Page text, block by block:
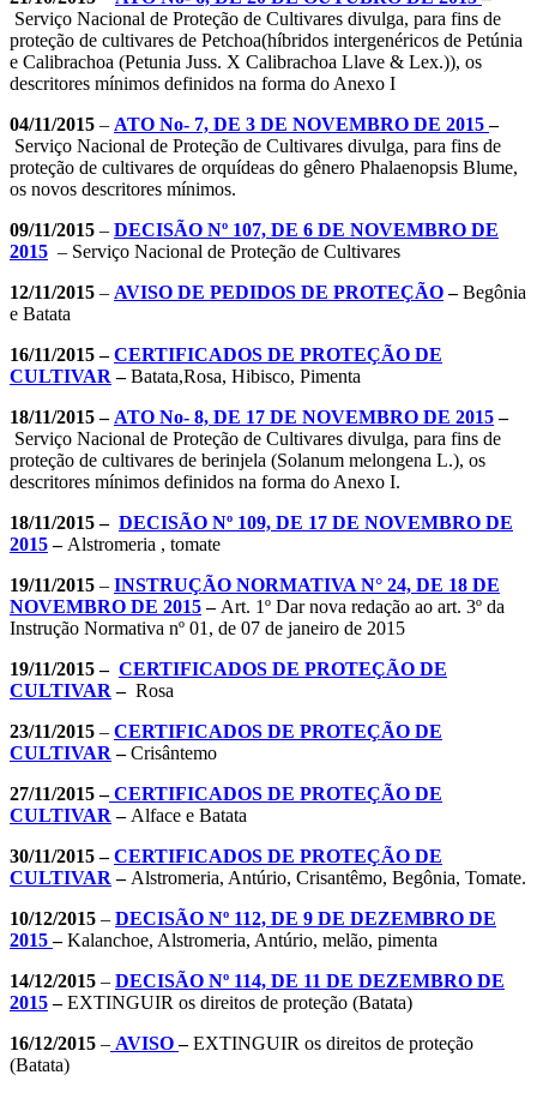
Serviço Nacional de Proteção de Cultivares divulga, para fins de
proteção de cultivares de Petchoa(híbridos intergenéricos de Petúnia
e Calibrachoa (Petunia Juss. X Calibrachoa Llave & Lex.)), os
descritores mínimos definidos na forma do Anexo I
04/11/2015 – ATO No- 7, DE 3 DE NOVEMBRO DE 2015–
Serviço Nacional de Proteção de Cultivares divulga, para fins de
proteção de cultivares de orquídeas do gênero Phalaenopsis Blume,
os novos descritores mínimos.
09/11/2015 – DECISÃO Nº 107, DE 6 DE NOVEMBRO DE
2015 – Serviço Nacional de Proteção de Cultivares
12/11/2015 – AVISO DE PEDIDOS DE PROTEÇÃO–Begônia
e Batata
16/11/2015 – CERTIFICADOS DE PROTEÇÃO DE
CULTIVAR –Batata,Rosa, Hibisco, Pimenta
18/11/2015 – ATO No- 8, DE 17 DE NOVEMBRO DE 2015–
Serviço Nacional de Proteção de Cultivares divulga, para fins de
proteção de cultivares de berinjela (Solanum melongena L.), os
descritores mínimos definidos na forma do Anexo I.
18/11/2015 – DECISÃO Nº 109, DE 17 DE NOVEMBRO DE
2015– Alstromeria , tomate
19/11/2015 – INSTRUÇÃO NORMATIVA N° 24, DE 18 DE
NOVEMBRO DE 2015– Art. 1º Dar nova redação ao art. 3º da
Instrução Normativa nº 01, de 07 de janeiro de 2015
19/11/2015 – CERTIFICADOS DE PROTEÇÃO DE
CULTIVAR – Rosa
23/11/2015 – CERTIFICADOS DE PROTEÇÃO DE
CULTIVAR –Crisântemo
27/11/2015 – CERTIFICADOS DE PROTEÇÃO DE
CULTIVAR – Alface e Batata
30/11/2015 – CERTIFICADOS DE PROTEÇÃO DE
CULTIVAR – Alstromeria, Antúrio, Crisantêmo, Begônia, Tomate.
10/12/2015 – DECISÃO Nº 112, DE 9 DE DEZEMBRO DE
2015–Kalanchoe, Alstromeria, Antúrio, melão, pimenta
14/12/2015 – DECISÃO Nº 114, DE 11 DE DEZEMBRO DE
2015–EXTINGUIR os direitos de proteção (Batata)
16/12/2015 – AVISO–EXTINGUIR os direitos de proteção
(Batata)